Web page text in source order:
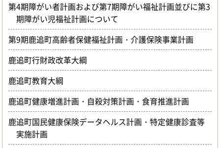
第4期障がい者計画および第7期障がい福祉計画並びに第3
期障がい児福祉計画について
第9期鹿追町高齢者保健福祉計画・介護保険事業計画
鹿追町行財政改革大綱
鹿追町教育大綱
鹿追町健康増進計画・自殺対策計画・食育推進計画
鹿追町国民健康保険データヘルス計画・特定健康診査等
実施計画